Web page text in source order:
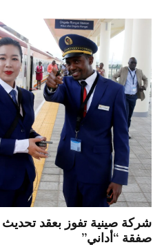
شركة صينية تفوز بعقد
صفقة “أداني”